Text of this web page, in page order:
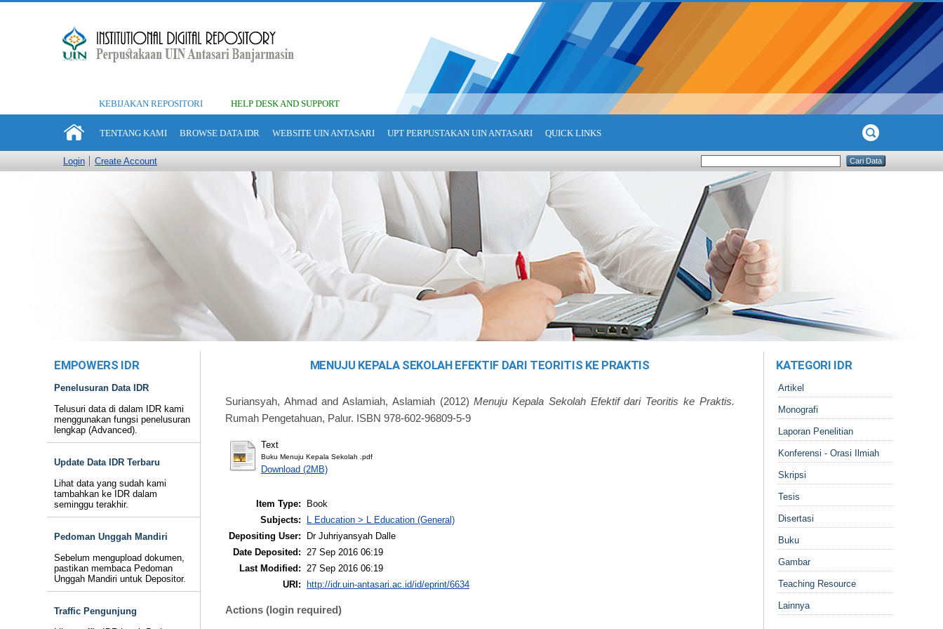
KEBIJAKAN REPOSITORI HELP DESK AND SUPPORT
TENTANG KAMI BROWSE DATA IDR WEBSITE UIN ANTASARI UPT PERPUSTAKAN UIN ANTASARI QUICK LINKS
Login Create Account
EMPOWERS IDR
Penelusuran Data IDR
Telusuri data di dalam IDR kami
menggunakan fungsi penelusuran
lengkap (Advanced).
Update Data IDR Terbaru
Lihat data yang sudah kami
tambahkan ke IDR dalam
seminggu terakhir.
Pedoman Unggah Mandiri
Sebelum mengupload dokumen,
pastikan membaca Pedoman
Unggah Mandiri untuk Depositor.
Traffic Pengunjung
MENUJU KEPALA SEKOLAH EFEKTIF DARI TEORITIS KE PRAKTIS
Suriansyah, AhmadandAslamiah, Aslamiah(2012)Menuju Kepala Sekolah Efektif dari Teoritis ke Praktis.
Rumah Pengetahuan, Palur. ISBN 978-602-96809-5-9
Text
Buku Menuju Kepala Sekolah .pdf
Download (2MB)
Item Type:
Book
Subjects:
L Education > L Education (General)
Depositing User:
Dr Juhriyansyah Dalle
Date Deposited:
27 Sep 2016 06:19
Last Modified:
27 Sep 2016 06:19
URI:
http://idr.uin-antasari.ac.id/id/eprint/6634
Actions (login required)
KATEGORI IDR
Artikel
Monografi
Laporan Penelitian
Konferensi - Orasi Ilmiah
Skripsi
Tesis
Disertasi
Buku
Gambar
Teaching Resource
Lainnya